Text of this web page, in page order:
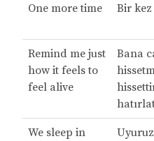
One more time Bir
Remind me just
how it feels to
feel alive
Bana
We sleep in